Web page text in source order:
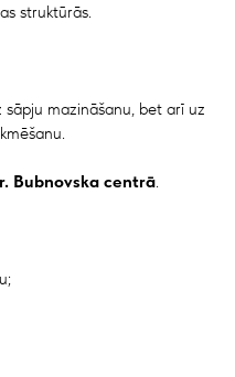
struktūrās.
mazināšanu, bet arī uz
Bubnovska centrā.